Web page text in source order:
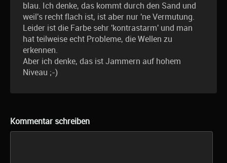
blau. Ich denke, das kommt durch den Sand und
weil's recht flach ist, ist aber nur 'ne Vermutung.
Leider ist die Farbe sehr 'kontrastarm' und man
hat teilweise echt Probleme, die Wellen zu
erkennen.
Aber ich denke, das ist Jammern auf hohem
Niveau ;-)
Kommentar schreiben